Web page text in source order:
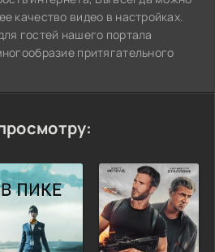
качество видео в настройках.
гостей нашего портала
притягательного